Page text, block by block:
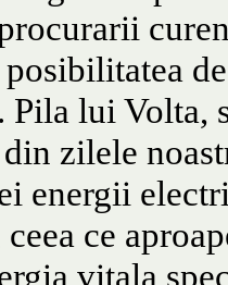
Pila lui Volta,
zilele
energii
ceea ce
vitala